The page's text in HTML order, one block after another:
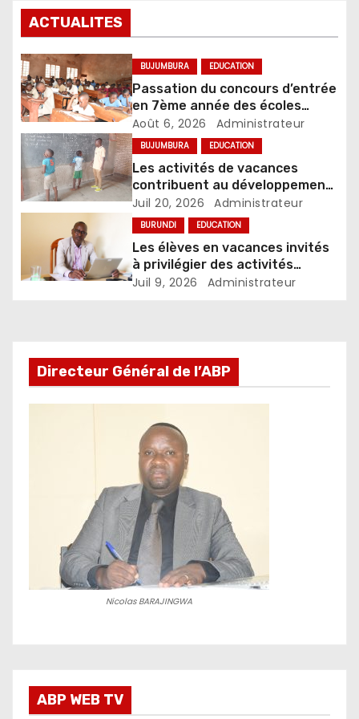
ACTUALITES
BUJUMBURA EDUCATION
Passation du concours d’entrée
en 7ème année des écoles
d’excellence, édition 2026
Août 6, 2026 Administrateur
BUJUMBURA EDUCATION
Les activités de vacances
contribuent au développement
des compétences chez les
enfants
Juil 20, 2026 Administrateur
BURUNDI EDUCATION
Les élèves en vacances invités
à privilégier des activités
constructives
Juil 9, 2026 Administrateur
Directeur Général de l’ABP
Nicolas BARAJINGWA
ABP WEB TV